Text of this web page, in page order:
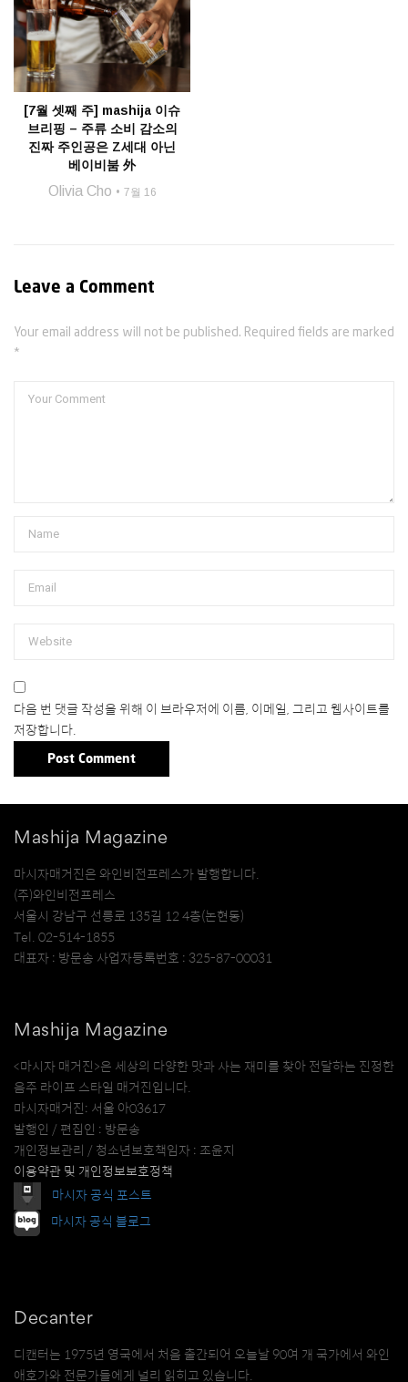
[7월 셋째 주] mashija 이슈
브리핑 – 주류 소비 감소의
진짜 주인공은 Z세대 아닌
베이비붐 外
Olivia Cho 7월 16
Leave a Comment
Your email address will not be published. Required fields are marked
*
다음 번 댓글 작성을 위해 이 브라우저에 이름, 이메일, 그리고 웹사이트를
저장합니다.
Mashija Magazine
마시자매거진은 와인비전프레스가 발행합니다.
(주)와인비전프레스
서울시 강남구 선릉로 135길 12 4층(논현동)
Tel. 02-514-1855
대표자 : 방문송 사업자등록번호 : 325-87-00031
Mashija Magazine
<마시자 매거진>은 세상의 다양한 맛과 사는 재미를 찾아 전달하는 진정한
음주 라이프 스타일 매거진입니다.
마시자매거진: 서울 아03617
발행인 / 편집인 : 방문송
개인정보관리 / 청소년보호책임자 : 조윤지
이용약관 및 개인정보보호정책
마시자 공식 포스트
마시자 공식 블로그
Decanter
디캔터는 1975년 영국에서 처음 출간되어 오늘날 90여 개 국가에서 와인
애호가와 전문가들에게 널리 읽히고 있습니다.